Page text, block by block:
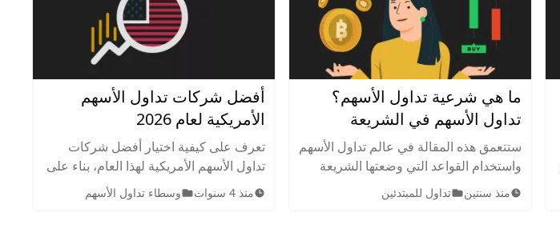
ما هي شرعية تداول الأسهم؟
تداول الأسهم في الشريعة
الإسلامية
ستتعمق هذه المقالة في عالم تداول الأسهم
واستخدام القواعد التي وضعتها الشريعة
الإسلامية لتحديد الأعمال والأنشطة في
الاستثمار الحلال أو المشروعة والمسموح
منذ سنتين تداول للمبتدئين
أفضل شركات تداول الأسهم
الأمريكية لعام 2026
تعرف على كيفية اختيار أفضل شركات
تداول الأسهم الأمريكية لهذا العام، بناء على
بحث شامل ودراسة لموقع أرينسن.
منذ 4 سنوات وسطاء تداول الأسهم